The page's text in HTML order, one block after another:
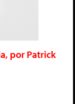
por Patrick